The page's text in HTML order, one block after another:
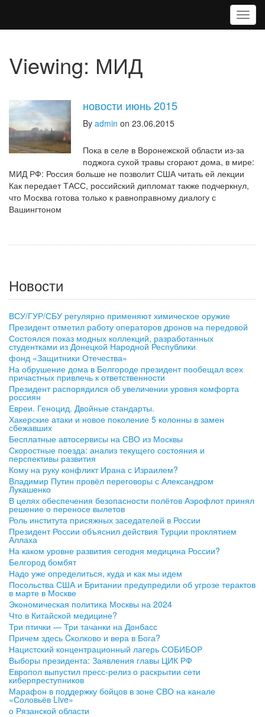
T
o
a
t
i
o
Viewing: МИД
новости июнь 2015
By admin on 23.06.2015
Пока в селе в Воронежской области из-за
поджога сухой травы сгорают дома, в мире:
МИД РФ: Россия больше не позволит США читать ей лекции
Как передает ТАСС, российский дипломат также подчеркнул,
что Москва готова только к равноправному диалогу с
Вашингтоном
Новости
ВСУ/ГУР/СБУ регулярно применяют химическое оружие
Президент отметил работу операторов дронов на передовой
Состоялся показ модных коллекций, разработанных
студентками из Донецкой Народной Республики
фонд «Защитники Отечества»
На обрушение дома в Белгороде президент пообещал всех
причастных привлечь к ответственности
Президент распорядился об увеличении уровня комфорта
россиян
Евреи. Геноцид. Двойные стандарты.
Хакерские атаки и новое поколение 5 колонны в замен
сбежавших
Бесплатные автосервисы на СВО из Москвы
Скоростные поезда: анализ текущего состояния и
перспективы развития
Кому на руку конфликт Ирана с Израилем?
Владимир Путин провёл переговоры с Александром
Лукашенко
В целях обеспечения безопасности полётов Аэрофлот принял
решение о переносе вылетов
Роль института присяжных заседателей в России
Президент России объяснил действия Турции проклятием
Аллаха
На каком уровне развития сегодня медицина России?
Белгород бомбят
Надо уже определиться, куда и как мы идем
Посольства США и Британии предупредили об угрозе терактов
в марте в Москве
Экономическая политика Москвы на 2024
Что в Китайской медицине?
Три птички — Три тачанки на Донбасс
Причем здесь Cколково и вера в Бога?
Нацистский концентрационный лагерь СОБИБОР
Выборы президента: Заявления главы ЦИК РФ
Европол выпустил пресс-релиз о раскрытии сети
киберпреступников
Марафон в поддержку бойцов в зоне СВО на канале
«Соловьёв Live»
о Рязанской области